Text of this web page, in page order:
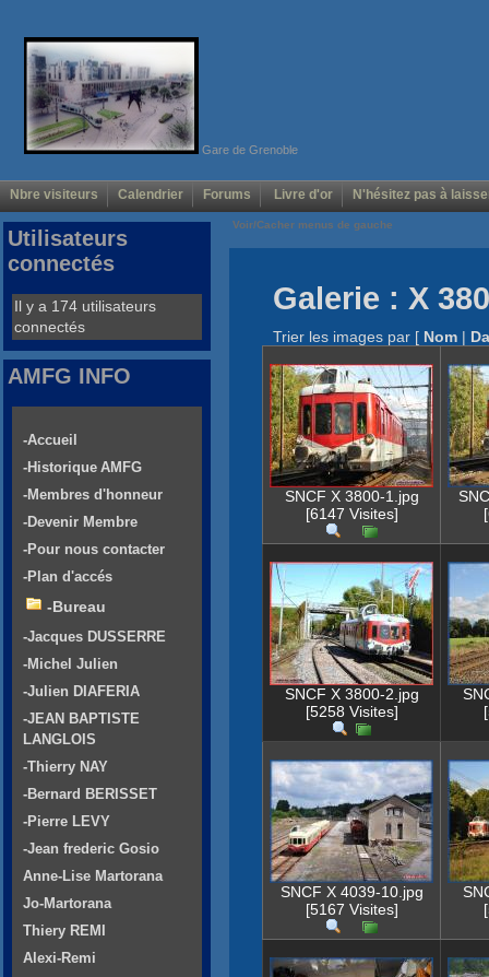
Gare de Grenoble
Nbre visiteurs Calendrier Forums Livre d'or N'hésitez pas à
Voir/Cacher menus de gauche
Galerie : X
Trier les images par [ Nom |
SNCF X 3800-1.jpg
[6147 Visites]
SNCF X 3800-2.jpg
[5258 Visites]
SNCF X 4039-10.jpg
[5167 Visites]
Utilisateurs
connectés
Il y a 174 utilisateurs
connectés
AMFG INFO
-Accueil
-Historique AMFG
-Membres d'honneur
-Devenir Membre
-Pour nous contacter
-Plan d'accés
-Bureau
-Jacques DUSSERRE
-Michel Julien
-Julien DIAFERIA
-JEAN BAPTISTE
LANGLOIS
-Thierry NAY
-Bernard BERISSET
-Pierre LEVY
-Jean frederic Gosio
Anne-Lise Martorana
Jo-Martorana
Thiery REMI
Alexi-Remi